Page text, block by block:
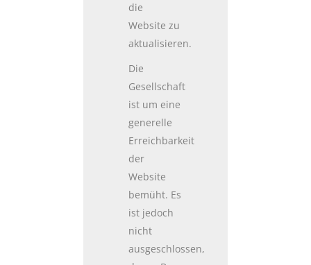
die
Website zu
aktualisieren.
Die
Gesellschaft
ist um eine
generelle
Erreichbarkeit
der
Website
bemüht. Es
ist jedoch
nicht
ausgeschlossen,